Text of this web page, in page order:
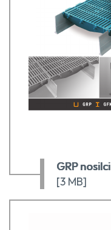
GRP nosilci
[3 MB]